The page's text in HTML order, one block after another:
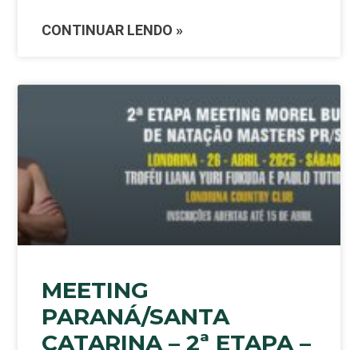
CONTINUAR LENDO »
MEETING
PARANÁ/SANTA
CATARINA – 2ª ETAPA –